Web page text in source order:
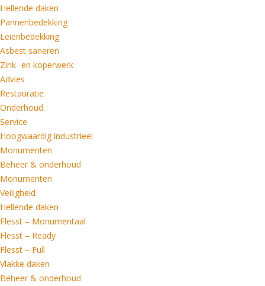
Hellende daken
Pannenbedekking
Leienbedekking
Asbest saneren
Zink- en koperwerk
Advies
Restauratie
Onderhoud
Service
Hoogwaardig industrieel
Monumenten
Beheer & onderhoud
Monumenten
Veiligheid
Hellende daken
Flesst – Monumentaal
Flesst – Ready
Flesst – Full
Vlakke daken
Beheer & onderhoud